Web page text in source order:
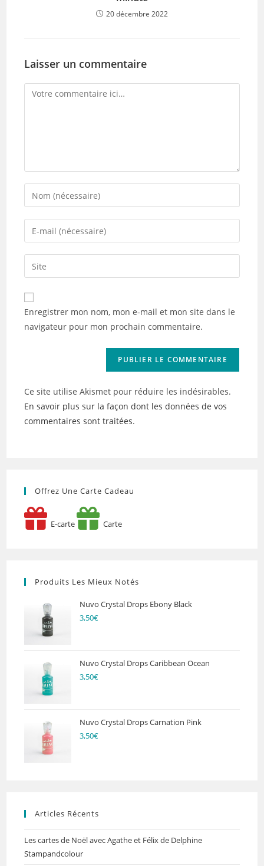
20 décembre 2022
Laisser un commentaire
Comment
Enter
your
name
comment
Enter
your
email
address
comment
Saisir
l’URL
de
votre
(facultatif)
Enregistrer mon nom, mon e-mail et mon site dans le
navigateur pour mon prochain commentaire.
Ce site utilise Akismet pour réduire les indésirables.
En savoir plus sur la façon dont les données de vos
commentaires sont traitées.
Offrez Une Carte Cadeau
E-carte Carte
Produits Les Mieux Notés
Nuvo Crystal Drops Ebony Black
3,50€
Nuvo Crystal Drops Caribbean Ocean
3,50€
Nuvo Crystal Drops Carnation Pink
3,50€
Articles Récents
Les cartes de Noël avec Agathe et Félix de Delphine
Stampandcolour